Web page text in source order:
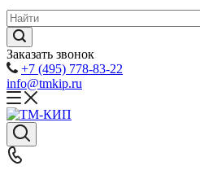
Заказать звонок
+7 (495) 778-83-22
info@tmkip.ru